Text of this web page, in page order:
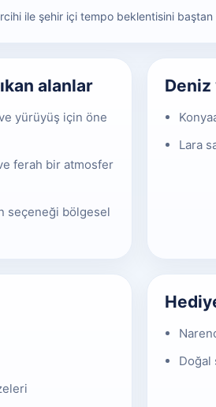
ile şehir içi tempo beklentisini baştan
alanlar
yürüyüş için öne
ferah bir atmosfer
seçeneği bölgesel
Deniz
Lara
Doğal